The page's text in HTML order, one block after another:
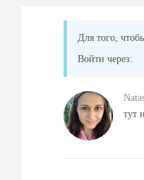
Для того,
Войти через:
тут